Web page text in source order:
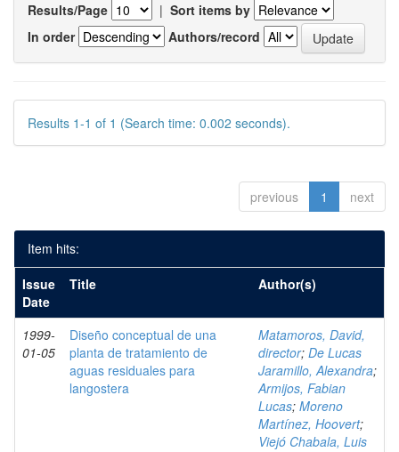
Results/Page | Sort items by
In order
Authors/record
Results 1-1 of 1 (Search time: 0.002 seconds).
previous 1 next
Item hits:
Issue
Date
Title Author(s)
1999-
01-05
Diseño conceptual de una
planta de tratamiento de
aguas residuales para
langostera
Matamoros, David,
director; De Lucas
Jaramillo, Alexandra;
Armijos, Fabian
Lucas; Moreno
Martínez, Hoovert;
Viejó Chabala, Luis